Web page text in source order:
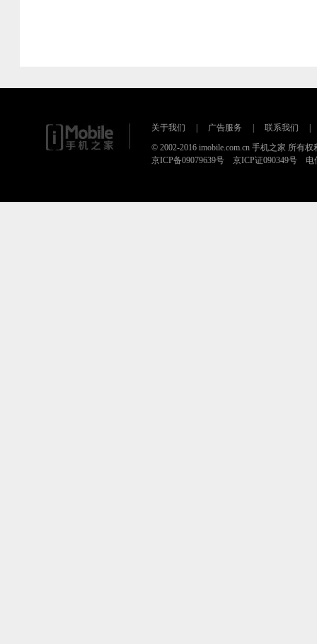
关于我们 广告服务 联系我们
© 2002-2016 imobile.com.cn 手机之家 所有权
京ICP备09079639号 京ICP证090349号 电